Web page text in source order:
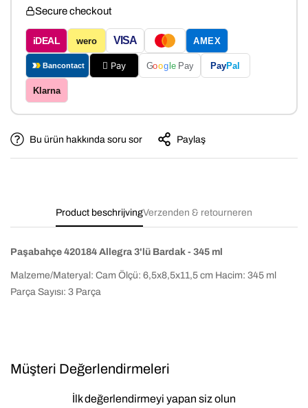
Secure checkout
iDEAL wero VISA AMEX
Bancontact  Pay Goog le Pay PayPal
Klarna
Bu ürün hakkında soru sor Paylaş
Product beschrijvingVerzenden & retourneren
Paşabahçe 420184 Allegra 3'lü Bardak - 345 ml
Malzeme/Materyal: Cam Ölçü: 6,5x8,5x11,5 cm Hacim: 345 ml
Parça Sayısı: 3 Parça
Müşteri Değerlendirmeleri
İlk değerlendirmeyi yapan siz olun